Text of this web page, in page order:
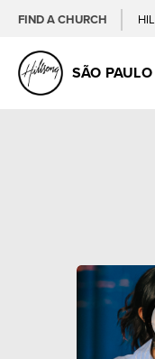
FIND A CHURCH
SÃO PAULO